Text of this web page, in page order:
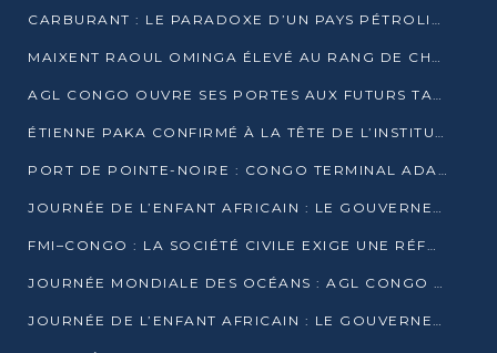
CARBURANT : LE PARADOXE D’UN PAYS PÉTROLIER CONFRONTÉ À DES PÉNURIES RÉCURRENTES
MAIXENT RAOUL OMINGA ÉLEVÉ AU RANG DE CHEVALIER DE L’ORDRE DE L’AMITIÉ ENTRE LA RUSSIE ET LE CONGO
AGL CONGO OUVRE SES PORTES AUX FUTURS TALENTS DE LA LOGISTIQUE
ÉTIENNE PAKA CONFIRMÉ À LA TÊTE DE L’INSTITUT GÉOGRAPHIQUE NATIONAL
PORT DE POINTE-NOIRE : CONGO TERMINAL ADAPTE SON DRAGAGE AUX SABLES BITUMINEUX
JOURNÉE DE L’ENFANT AFRICAIN : LE GOUVERNEMENT RÉAFFIRME SON ENGAGEMENT POUR L’ACCÈS À L’EAU ET À L’ASSAINISSEMENT
FMI–CONGO : LA SOCIÉTÉ CIVILE EXIGE UNE RÉFORME DE LA FISCALITÉ PÉTROLIÈRE
JOURNÉE MONDIALE DES OCÉANS : AGL CONGO MOBILISE SES COLLABORATEURS POUR LA PRÉSERVATION DE LA BIODIVERSITÉ MARINE
JOURNÉE DE L’ENFANT AFRICAIN : LE GOUVERNEMENT MOBILISÉ POUR L’HYGIÈNE DANS LES ORPHELINATS